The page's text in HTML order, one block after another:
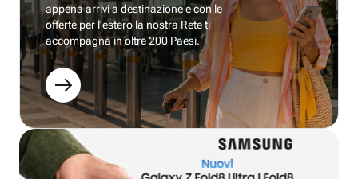
appena arrivi a destinazione e con le
offerte per l’estero la nostra Rete ti
accompagna in oltre 200 Paesi.